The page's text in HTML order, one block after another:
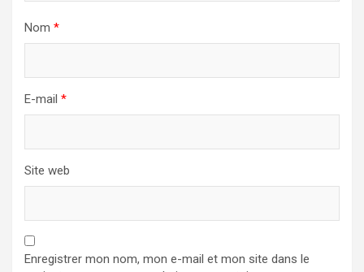
Nom *
E-mail *
Site web
Enregistrer mon nom, mon e-mail et mon site dans le